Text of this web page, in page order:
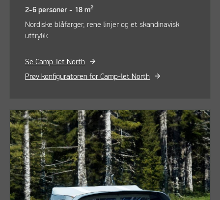
2-6 personer - 18 m2
Nordiske blåfarger, rene linjer og et skandinavisk
uttrykk.
Se Camp-let North
Prøv konfiguratoren for Camp-let North